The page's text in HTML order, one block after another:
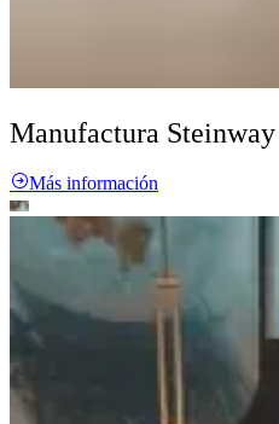
Manufactura Steinway
Más información